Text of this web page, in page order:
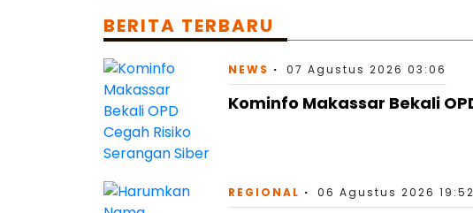
BERITA TERBARU
NEWS 07 Agustus 2026 03:06
Kominfo Makassar Bekali
REGIONAL 06 Agustus 2026 19:52